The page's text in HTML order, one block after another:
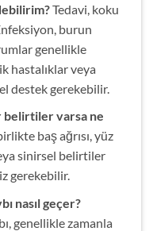
Tedavi, koku
burun
genellikle
hastalıklar veya
destek gerekebilir.
belirtiler varsa ne
baş ağrısı, yüz
sinirsel belirtiler
gerekebilir.
nasıl geçer?
genellikle zamanla